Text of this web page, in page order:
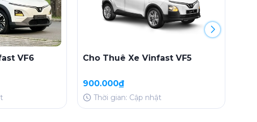
VF6 Cho Thuê Xe Vinfast VF5
900.000₫
Thời gian: Cập nhật